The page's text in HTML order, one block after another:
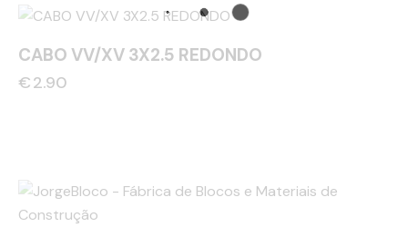
CABO VV/XV 3X2.5 REDONDO
€2.90